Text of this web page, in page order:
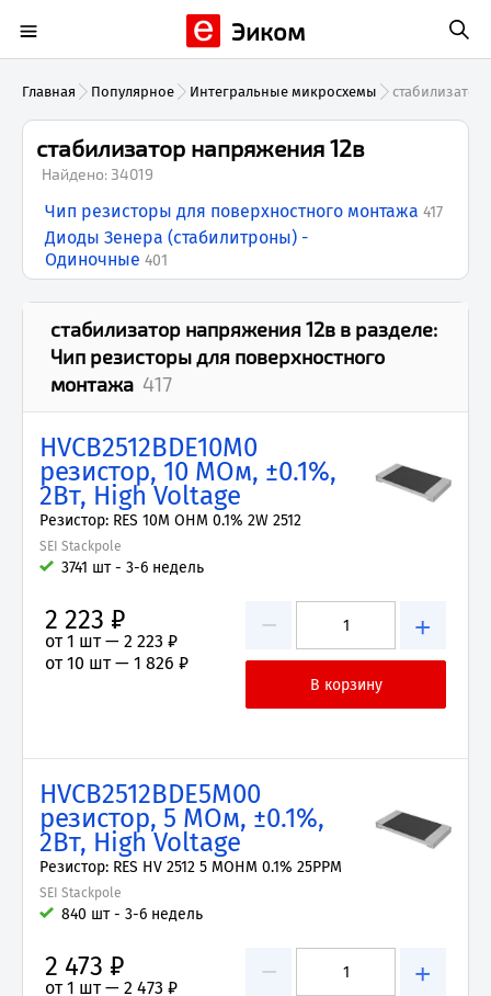
Эиком
Главная Популярное Интегральные микросхемы
стабилизатор напряжения 12в
Найдено: 34019
Чип резисторы для поверхностного монтажа 417
Диоды Зенера (стабилитроны) -
Одиночные 401
стабилизатор напряжения 12в в разделе:
Чип резисторы для поверхностного
монтажа 417
HVCB2512BDE10M0
резистор, 10 МОм, ±0.1%,
2Вт, High Voltage
Резистор: RES 10M OHM 0.1% 2W 2512
SEI Stackpole
3741 шт - 3-6 недель
− +
2 223 ₽
от 1 шт — 2 223 ₽
от 10 шт — 1 826 ₽
HVCB2512BDE5M00
резистор, 5 МОм, ±0.1%,
2Вт, High Voltage
Резистор: RES HV 2512 5 MOHM 0.1% 25PPM
SEI Stackpole
840 шт - 3-6 недель
− +
2 473 ₽
от 1 шт — 2 473 ₽